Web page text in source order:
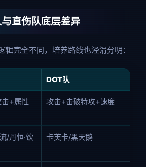
直伤队底层差异
辑完全不同，培养路线也泾渭分明：
DOT队
+属性
攻击+击破特攻+速度
/丹恒·饮
卡芙卡/黑天鹅